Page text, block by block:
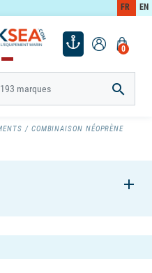
FR EN
0

COMBINAISON NÉOPRÈNE